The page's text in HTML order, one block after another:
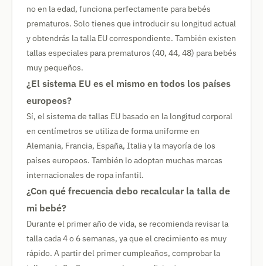
no en la edad, funciona perfectamente para bebés
prematuros. Solo tienes que introducir su longitud actual
y obtendrás la talla EU correspondiente. También existen
tallas especiales para prematuros (40, 44, 48) para bebés
muy pequeños.
¿El sistema EU es el mismo en todos los países
europeos?
Sí, el sistema de tallas EU basado en la longitud corporal
en centímetros se utiliza de forma uniforme en
Alemania, Francia, España, Italia y la mayoría de los
países europeos. También lo adoptan muchas marcas
internacionales de ropa infantil.
¿Con qué frecuencia debo recalcular la talla de
mi bebé?
Durante el primer año de vida, se recomienda revisar la
talla cada 4 o 6 semanas, ya que el crecimiento es muy
rápido. A partir del primer cumpleaños, comprobar la